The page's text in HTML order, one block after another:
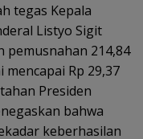
tegas Kepala
Listyo Sigit
pemusnahan 214,84
Rp 29,37
Presiden
bahwa
keberhasilan